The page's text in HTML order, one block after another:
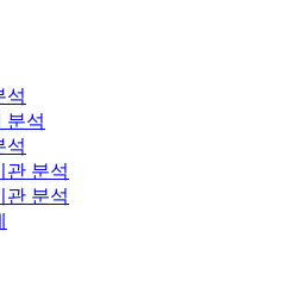
석
분석
석
관 분석
관 분석